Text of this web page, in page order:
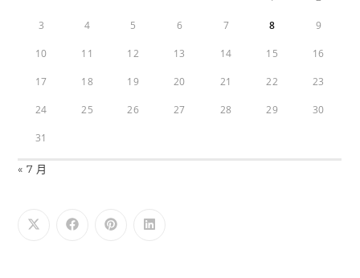
3 4 5 6 7 8 9
10 11 12 13 14 15 16
17 18 19 20 21 22 23
24 25 26 27 28 29 30
31
« 7 月